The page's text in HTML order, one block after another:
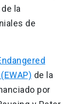
la
de
de la
por